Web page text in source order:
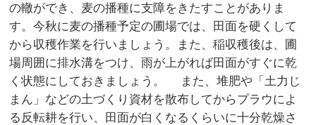
の轍ができ、麦の播種に支障をきたすことがありま
す。今秋に麦の播種予定の圃場では、田面を硬くして
から収穫作業を行いましょう。また、稲収穫後は、圃
場周囲に排水溝をつけ、雨が上がれば田面がすぐに乾
く状態にしておきましょう。 また、堆肥や「土力じ
まん」などの土づくり資材を散布してからプラウによ
る反転耕を行い、田面が白くなるくらいに十分乾燥さ